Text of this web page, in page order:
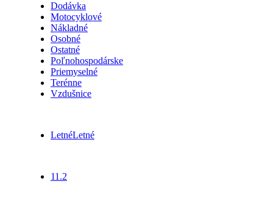
Dodávka
Motocyklové
Nákladné
Osobné
Ostatné
Poľnohospodárske
Priemyselné
Terénne
Vzdušnice
LetnéLetné
11.2